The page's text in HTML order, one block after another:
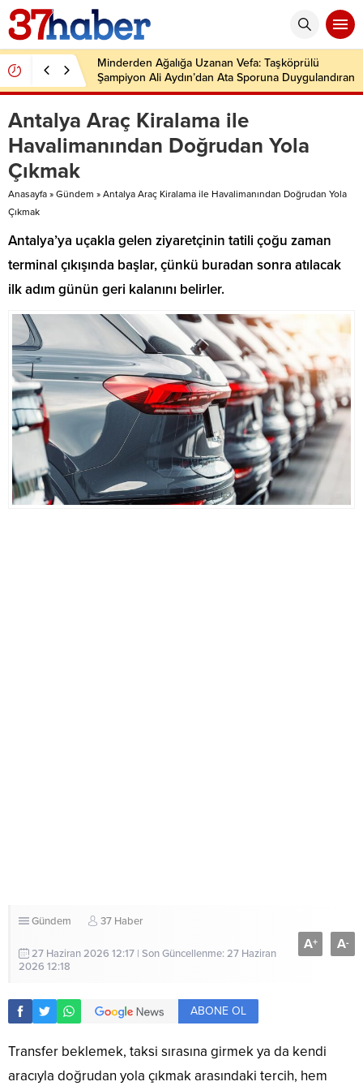
Minderden Ağalığa Uzanan Vefa: Taşköprülü
Şampiyon Ali Aydın’dan Ata Sporuna Duygulandıran
Dönüş
Antalya Araç Kiralama ile
Havalimanından Doğrudan Yola
Çıkmak
Anasayfa » Gündem » Antalya Araç Kiralama ile Havalimanından Doğrudan Yola
Çıkmak
Antalya’ya uçakla gelen ziyaretçinin tatili çoğu zaman
terminal çıkışında başlar, çünkü buradan sonra atılacak
ilk adım günün geri kalanını belirler.
Gündem 37 Haber
27 Haziran 2026 12:17 | Son Güncellenme: 27 Haziran
2026 12:18
A+ A-
ABONE OL
Transfer beklemek, taksi sırasına girmek ya da kendi
aracıyla doğrudan yola çıkmak arasındaki tercih, hem